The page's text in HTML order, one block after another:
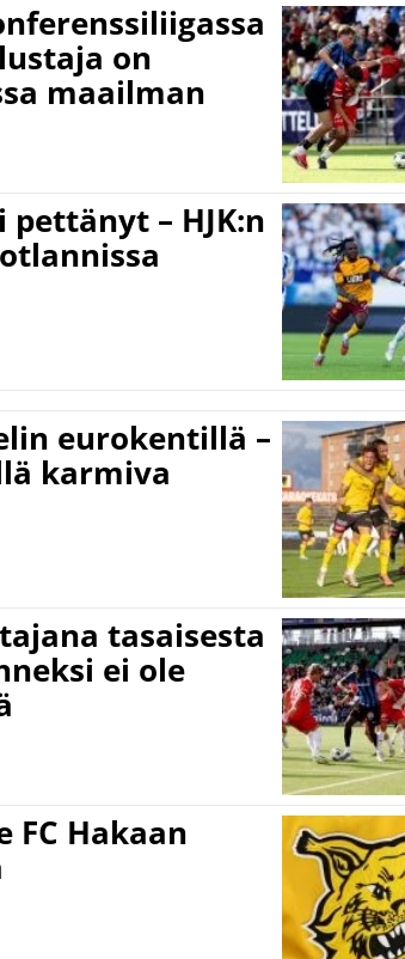
on
maailman
pettänyt – HJK:n
eurokentillä –
karmiva
tasaisesta
ei ole
FC Hakaan